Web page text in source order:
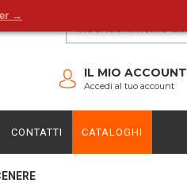
→
IL MIO ACCOUNT
Accedi al tuo account
CONTATTI CATALOGHI